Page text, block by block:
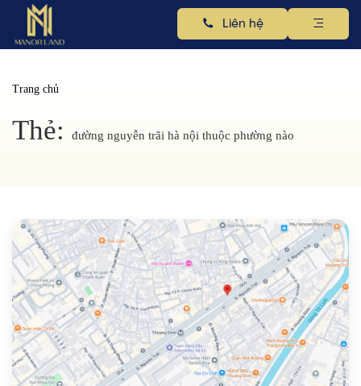
Liên hệ
Trang chủ
Thẻ: đường nguyễn trãi hà nội thuộc phường nào